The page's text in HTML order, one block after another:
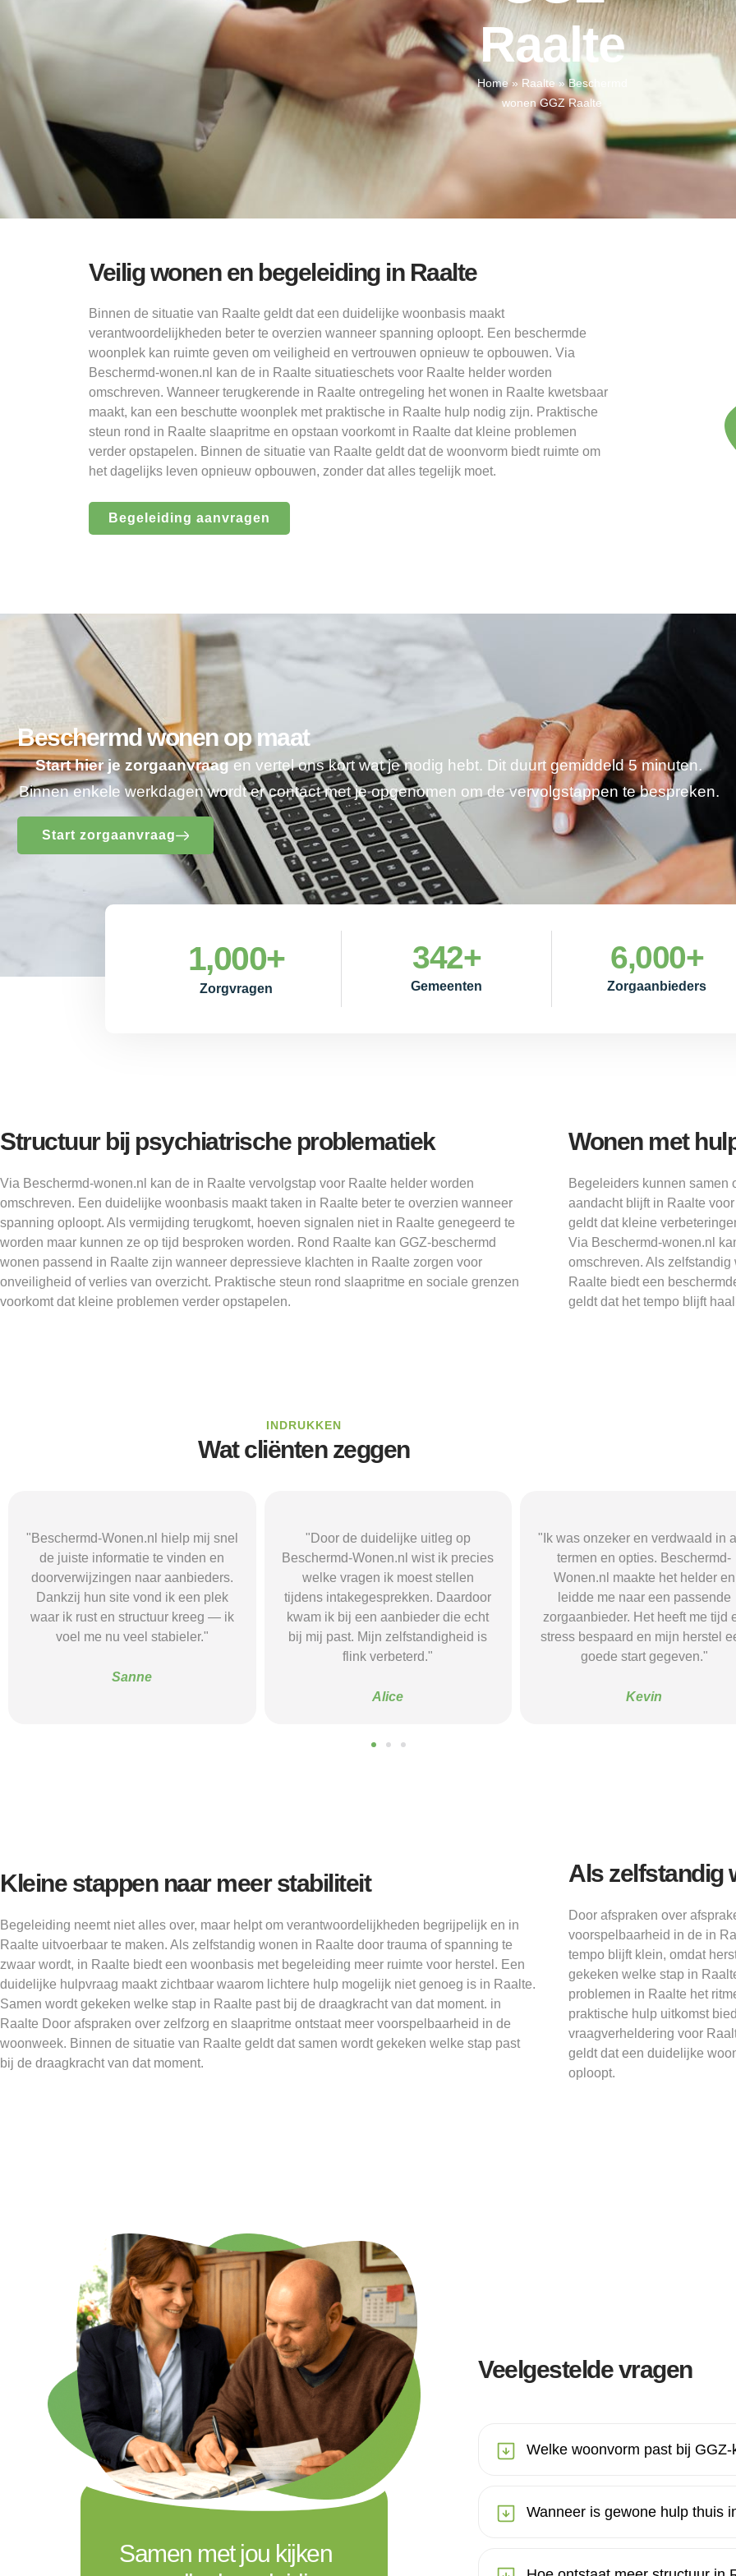
Raalte
Home» Raalte»Beschermd
wonen GGZ Raalte
Veilig wonen en begeleiding in Raalte
Binnen de situatie van Raalte geldt dat een duidelijke woonbasis maakt
verantwoordelijkheden beter te overzien wanneer spanning oploopt. Een beschermde
woonplek kan ruimte geven om veiligheid en vertrouwen opnieuw te opbouwen. Via
Beschermd-wonen.nl kan de in Raalte situatieschets voor Raalte helder worden
omschreven. Wanneer terugkerende in Raalte ontregeling het wonen in Raalte kwetsbaar
maakt, kan een beschutte woonplek met praktische in Raalte hulp nodig zijn. Praktische
steun rond in Raalte slaapritme en opstaan voorkomt in Raalte dat kleine problemen
verder opstapelen. Binnen de situatie van Raalte geldt dat de woonvorm biedt ruimte om
het dagelijks leven opnieuw opbouwen, zonder dat alles tegelijk moet.
Begeleiding aanvragen
Beschermd wonen op maat
Start hier je zorgaanvraagen vertel ons kort wat je nodig hebt. Dit duurt gemiddeld 5 minuten.
Binnen enkele werkdagen wordt er contact met je opgenomen om de vervolgstappen te bespreken.
Start zorgaanvraag
Zorgvragen
1,000+
Gemeenten
342+
Zorgaanbieders
6,000+
Structuur bij psychiatrische problematiek
Via Beschermd-wonen.nl kan de in Raalte vervolgstap voor Raalte helder worden
omschreven. Een duidelijke woonbasis maakt taken in Raalte beter te overzien wanneer
spanning oploopt. Als vermijding terugkomt, hoeven signalen niet in Raalte genegeerd te
worden maar kunnen ze op tijd besproken worden. Rond Raalte kan GGZ-beschermd
wonen passend in Raalte zijn wanneer depressieve klachten in Raalte zorgen voor
onveiligheid of verlies van overzicht. Praktische steun rond slaapritme en sociale grenzen
voorkomt dat kleine problemen verder opstapelen.
Wonen met
Begeleiders kunnen samen
aandacht blijft in Raalte
geldt dat kleine
Via Beschermd-wonen.nl
omschreven. Als
Raalte biedt een
geldt dat het tempo blijft
INDRUKKEN
Wat cliënten zeggen
"Door de duidelijke uitleg op
Beschermd-Wonen.nl wist ik precies
welke vragen ik moest stellen
tijdens intakegesprekken. Daardoor
kwam ik bij een aanbieder die echt
bij mij past. Mijn zelfstandigheid is
"Ik was onzeker en verdwaald in alle
termen en opties. Beschermd-
Wonen.nl maakte het helder en
leidde me naar een passende
zorgaanbieder. Het heeft me tijd en
stress bespaard en mijn herstel een
goede start gegeven."
Kevin
"Beschermd-Wonen.nl hielp mij
de juiste informatie te vinden en
doorverwijzingen naar
Dankzij hun site vond ik een plek
waar ik rust en structuur kreeg —
voel me nu veel stabieler."
Kleine stappen naar meer stabiliteit
Begeleiding neemt niet alles over, maar helpt om verantwoordelijkheden begrijpelijk en in
Raalte uitvoerbaar te maken. Als zelfstandig wonen in Raalte door trauma of spanning te
zwaar wordt, in Raalte biedt een woonbasis met begeleiding meer ruimte voor herstel. Een
duidelijke hulpvraag maakt zichtbaar waarom lichtere hulp mogelijk niet genoeg is in Raalte.
Samen wordt gekeken welke stap in Raalte past bij de draagkracht van dat moment. in
Raalte Door afspraken over zelfzorg en slaapritme ontstaat meer voorspelbaarheid in de
woonweek. Binnen de situatie van Raalte geldt dat samen wordt gekeken welke stap past
bij de draagkracht van dat moment.
Als zelfstandig
Door afspraken over
voorspelbaarheid in de in
tempo blijft klein, omdat
gekeken welke stap in
problemen in Raalte het
praktische hulp uitkomst
vraagverheldering voor
geldt dat een duidelijke
oploopt.
Samen met jou kijken
Veelgestelde vragen
Welke woonvorm past bij
Wanneer is gewone hulp thuis